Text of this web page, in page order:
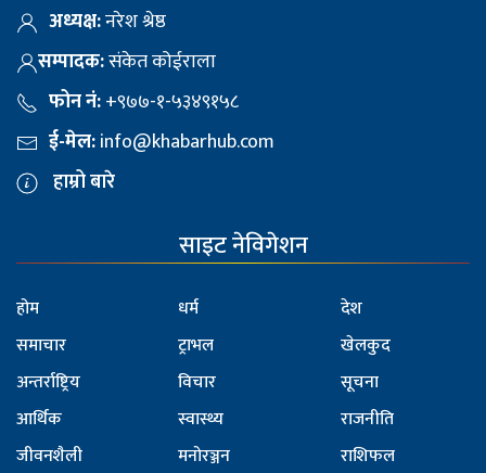
अध्यक्ष:नरेश श्रेष्ठ
सम्पादक:संकेत कोईराला
फोन नं:+९७७-१-५३४९१५८
ई-मेल:info@khabarhub.com
हाम्रो बारे
साइट नेविगेशन
होम
समाचार
अन्तर्राष्ट्रिय
आर्थिक
जीवनशैली
धर्म
ट्राभल
विचार
स्वास्थ्य
मनोरञ्जन
देश
खेलकुद
सूचना
राजनीति
राशिफल